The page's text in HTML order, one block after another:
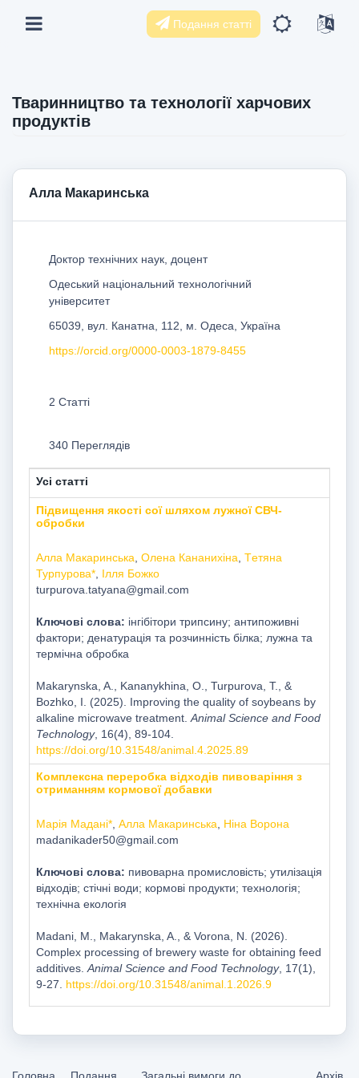
Подання статті
Тваринництво та технології харчових
продуктів
Алла Макаринська
Доктор технічних наук, доцент
Одеський національний технологічний
університет
65039, вул. Канатна, 112, м. Одеса, Україна
https://orcid.org/0000-0003-1879-8455
2 Статті
340 Переглядів
Усі статті
Підвищення якості сої шляхом лужної СВЧ-
обробки
Алла Макаринська Oлена Кананихіна Tетяна
Турпурова*, Ілля Божко
turpurova.tatyana@gmail.com
Ключові слова: інгібітори трипсину; антипоживні
фактори; денатурація та розчинність білка; лужна та
термічна обробка
Мakarynska, A., Kananykhina, O., Turpurova, T., &
Bozhko, I. (2025). Improving the quality of soybeans by
alkaline microwave treatment. Animal Science and Food
Technology, 16(4), 89-104.
https://doi.org/10.31548/animal.4.2025.89
Комплексна переробка відходів пивоваріння з
отриманням кормової добавки
Марія Мадані*, Алла Макаринська
Ніна Ворона
madanikader50@gmail.com
Ключові слова: пивоварна промисловість; утилізація
відходів; стічні води; кормові продукти; технологія;
технічна екологія
Madani, M., Мakarynska, A., & Vorona, N. (2026).
Complex processing of brewery waste for obtaining feed
additives. Animal Science and Food Technology, 17(1),
9-27. https://doi.org/10.31548/animal.1.2026.9